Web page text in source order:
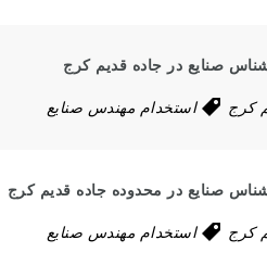
صنایع در جاده قدیم کرج
کرج استخدام مهندس صنایع
صنایع در محدوده جاده قدیم کرج
کرج استخدام مهندس صنایع